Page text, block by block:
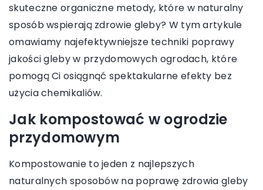
skuteczne organiczne metody, które w naturalny
sposób wspierają zdrowie gleby? W tym artykule
omawiamy najefektywniejsze techniki poprawy
jakości gleby w przydomowych ogrodach, które
pomogą Ci osiągnąć spektakularne efekty bez
użycia chemikaliów.
Jak kompostować w ogrodzie
przydomowym
Kompostowanie to jeden z najlepszych
naturalnych sposobów na poprawę zdrowia gleby